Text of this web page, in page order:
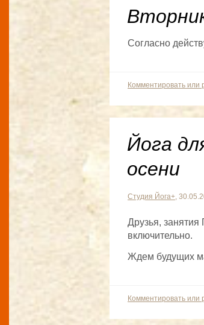
Согласно
Комментировать или
Йога
осени
Студия Йога+ ,
Друзья,
включительно.
Ждем будущих
Комментировать или